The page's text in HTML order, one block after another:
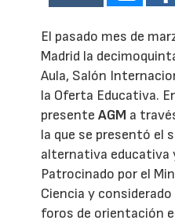
El pasado mes de
Madrid la
Aula, Salón
la Oferta Educativa.
presenteAGM a
la que se presentó el
alternativa educativa
Patrocinado por el
Ciencia y
foros de orientación